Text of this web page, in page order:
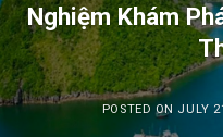
Nghiệm Khám
POSTED ON JULY